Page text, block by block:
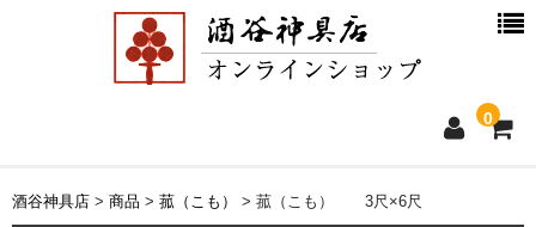
0
ホーム
酒谷神具店 > 商品 > 菰（こも） > 菰（こも） 3尺×6尺